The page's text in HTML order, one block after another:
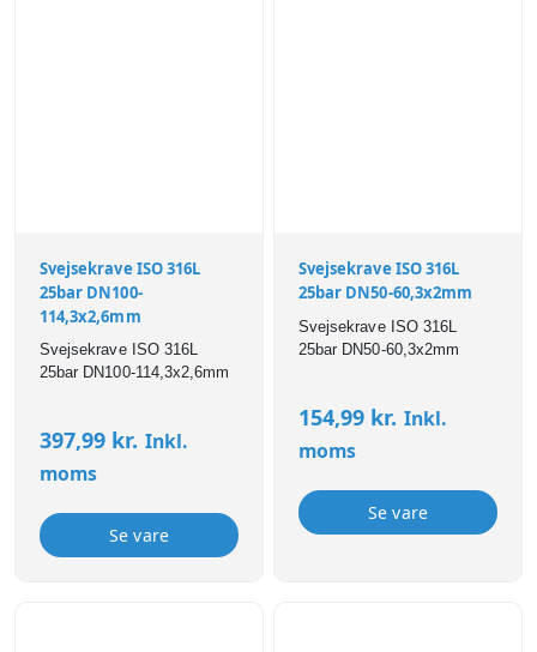
Svejsekrave ISO 316L
25bar DN100-
114,3x2,6mm
Svejsekrave ISO 316L
25bar DN100-114,3x2,6mm
397,99 kr. Inkl.
moms
Se vare
Svejsekrave ISO 316L
25bar DN50-60,3x2mm
Svejsekrave ISO 316L
25bar DN50-60,3x2mm
154,99 kr. Inkl.
moms
Se vare